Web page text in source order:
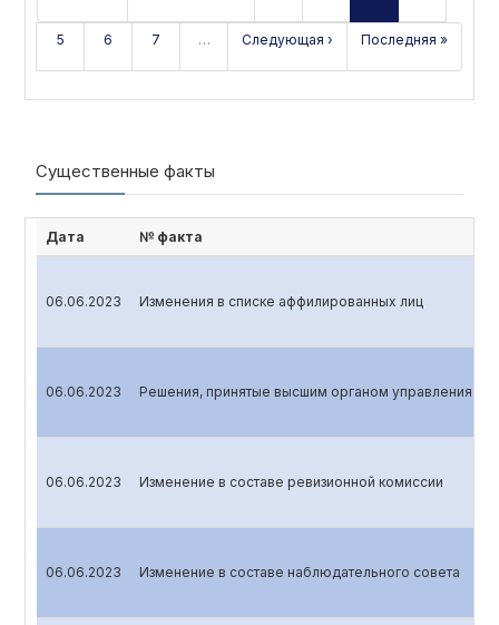
5 6 7 … Следующая › Последняя »
Существенные факты
Дата № факта
06.06.2023 Изменения в списке аффилированных лиц
06.06.2023 Решения, принятые высшим органом управления
06.06.2023 Изменение в составе ревизионной комиссии
06.06.2023 Изменение в составе наблюдательного совета